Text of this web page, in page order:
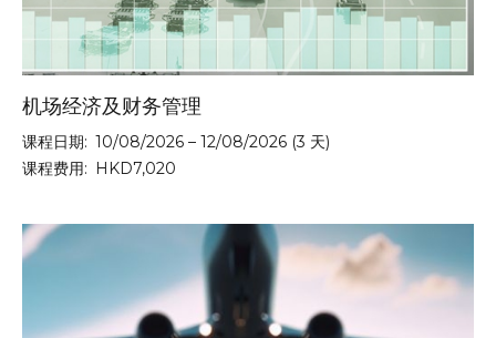
机场经济及财务管理
课程日期: 10/08/2026 – 12/08/2026 (3 天)
课程费用: HKD7,020